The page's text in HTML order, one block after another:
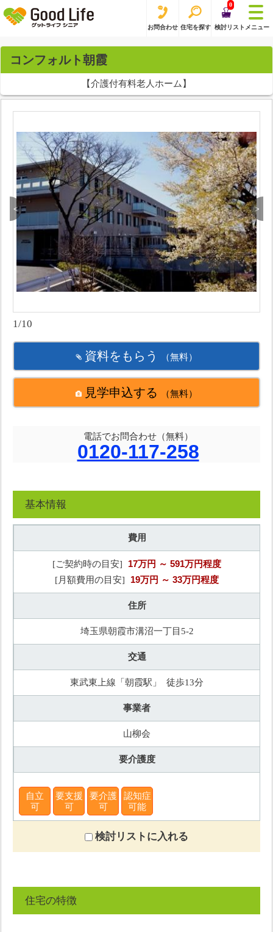
お問合わせ 住宅を探す
0
検討リスト メニュー
コンフォルト朝霞
【介護付有料老人ホーム】
< >
1/10
資料をもらう （無料）
見学申込する （無料）
電話でお問合わせ（無料）
0120-117-258
基本情報
費用
[ご契約時の目安] 17万円 ～ 591万円程度
[月額費用の目安] 19万円 ～ 33万円程度
住所
埼玉県朝霞市溝沼一丁目5-2
交通
東武東上線「朝霞駅」 徒歩13分
事業者
山柳会
要介護度
自立
可
要支援
可
要介護
可
認知症
可能
検討リストに入れる
住宅の特徴